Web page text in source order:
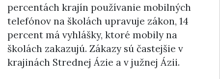
percentách krajín používanie mobilných
telefónov na školách upravuje zákon, 14
percent má vyhlášky, ktoré mobily na
školách zakazujú. Zákazy sú častejšie v
krajinách Strednej Ázie a v južnej Ázii.